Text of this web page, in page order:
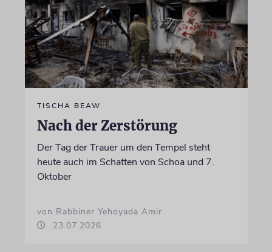
TISCHA BEAW
Nach der Zerstörung
Der Tag der Trauer um den Tempel steht
heute auch im Schatten von Schoa und 7.
Oktober
von Rabbiner Yehoyada Amir
23.07.2026